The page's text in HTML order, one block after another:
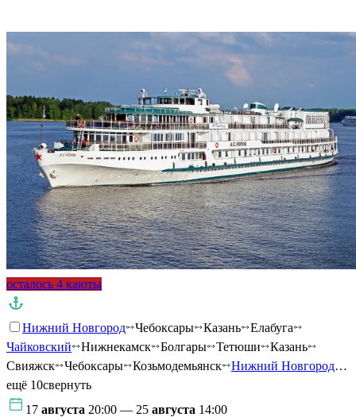
осталось 4 каюты
Нижний Новгород Чебоксары Казань
Елабуга
Чайковский
Нижнекамск Болгары Тетюши
Казань
Свияжск
Чебоксары Козьмодемьянск Нижний Новгород…
ещё 10свернуть
17 августа 20:00 — 25 августа 14:00